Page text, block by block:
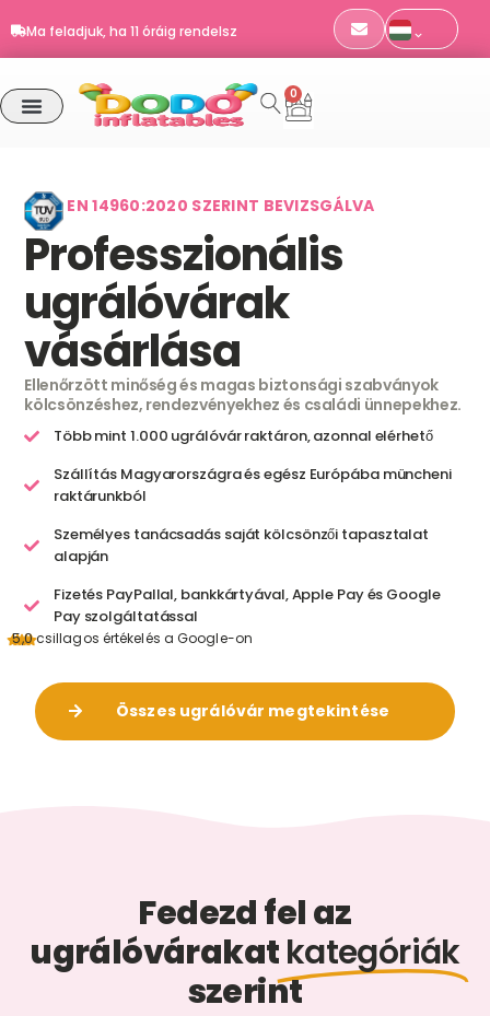
to
content
Ma feladjuk, ha 11 óráig rendelsz
EN 14960 · TÜV SÜD tanúsítvány
Szállítás Magyarországra
Ma feladjuk, ha 11 óráig rendelsz
0
Kosár
EN 14960:2020 SZERINT BEVIZSGÁLVA
Professzionális
ugrálóvárak
vásárlása
Ellenőrzött minőség és magas biztonsági szabványok
kölcsönzéshez, rendezvényekhez és családi ünnepekhez.
Több mint 1.000 ugrálóvár raktáron, azonnal elérhető
Szállítás Magyarországra és egész Európába müncheni
raktárunkból
Személyes tanácsadás saját kölcsönzői tapasztalat
alapján
Fizetés PayPallal, bankkártyával, Apple Pay és Google
Pay szolgáltatással
5,0 csillagos értékelés a Google-on
Összes ugrálóvár megtekintése
Fedezd fel az
ugrálóvárakatkategóriák
szerint